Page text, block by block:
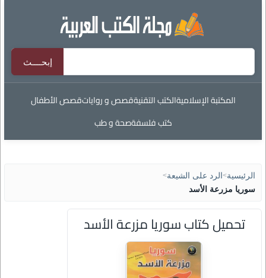
المكتبة الإسلاميةالكتب التقنيةقصص و رواياتقصص الأطفال
كتب فلسفةصحة و طب
الرئيسية> الرد على الشيعة>
سوريا مزرعة الأسد
تحميل كتاب سوريا مزرعة الأسد